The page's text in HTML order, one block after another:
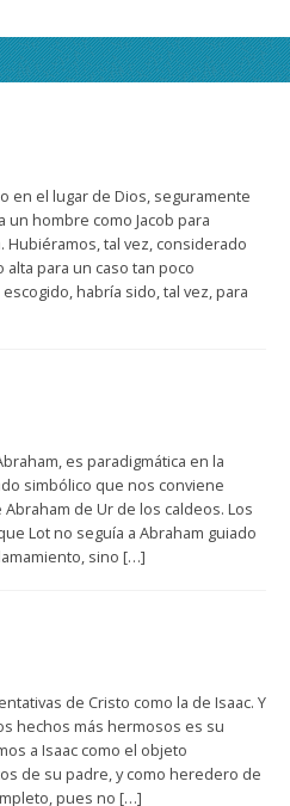
en el lugar de Dios, seguramente
hombre como Jacob para
tal vez, considerado
para un caso tan poco
habría sido, tal vez, para
es paradigmática en la
simbólico que nos conviene
de Ur de los caldeos. Los
Lot no seguía a Abraham guiado
sino […]
de Cristo como la de Isaac. Y
hechos más hermosos es su
a Isaac como el objeto
de su padre, y como heredero de
pues no […]